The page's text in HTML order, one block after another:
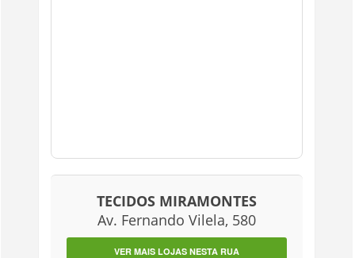
TECIDOS MIRAMONTES
Av. Fernando Vilela, 580
VER MAIS LOJAS NESTA RUA